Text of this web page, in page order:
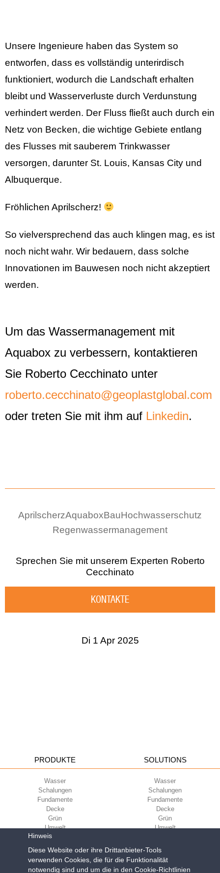
Unsere Ingenieure haben das System so
entworfen, dass es vollständig unterirdisch
funktioniert, wodurch die Landschaft erhalten
bleibt und Wasserverluste durch Verdunstung
verhindert werden. Der Fluss fließt auch durch ein
Netz von Becken, die wichtige Gebiete entlang
des Flusses mit sauberem Trinkwasser
versorgen, darunter St. Louis, Kansas City und
Albuquerque.
Fröhlichen Aprilscherz!
So vielversprechend das auch klingen mag, es ist
noch nicht wahr. Wir bedauern, dass solche
Innovationen im Bauwesen noch nicht akzeptiert
werden.
Um das Wassermanagement mit
Aquabox zu verbessern, kontaktieren
Sie Roberto Cecchinato unter
roberto.cecchinato@geoplastglobal.com
oder treten Sie mit ihm auf Linkedin.
AprilscherzAquaboxBauHochwasserschutz
Regenwassermanagement
Sprechen Sie mit unserem Experten Roberto
Cecchinato
KONTAKTE
Di 1 Apr 2025
PRODUKTE
Wasser
Schalungen
Fundamente
Decke
Grün
Umwelt
Sport
SOLUTIONS
Wasser
Schalungen
Fundamente
Decke
Grün
Umwelt
UNTERNEHMEN
Nutzungsbedingungen
ECOKOMPATIBILITÄT
Green Building Council
Hinweis
Diese Website oder ihre Drittanbieter-Tools
verwenden Cookies, die für die Funktionalität
notwendig sind und um die in den Cookie-Richtlinien